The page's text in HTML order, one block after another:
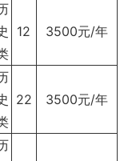
12 3500元/年
22 3500元/年